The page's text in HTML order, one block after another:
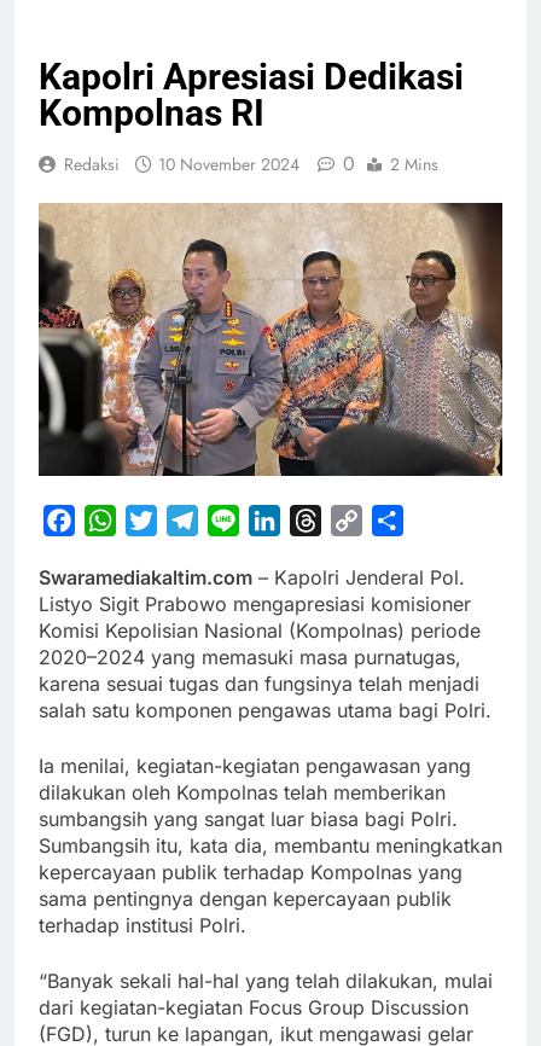
Kapolri Apresiasi Dedikasi
Kompolnas RI
Redaksi 10 November 2024 0 2 Mins
FacebookWhatsApp
TwitterTelegram
Line LinkedInThreads
Copy
Swaramediakaltim.com – Kapolri Jenderal Pol.
Listyo Sigit Prabowo mengapresiasi komisioner
Komisi Kepolisian Nasional (Kompolnas) periode
2020–2024 yang memasuki masa purnatugas,
karena sesuai tugas dan fungsinya telah menjadi
salah satu komponen pengawas utama bagi Polri.
Ia menilai, kegiatan-kegiatan pengawasan yang
dilakukan oleh Kompolnas telah memberikan
sumbangsih yang sangat luar biasa bagi Polri.
Sumbangsih itu, kata dia, membantu meningkatkan
kepercayaan publik terhadap Kompolnas yang
sama pentingnya dengan kepercayaan publik
terhadap institusi Polri.
“Banyak sekali hal-hal yang telah dilakukan, mulai
dari kegiatan-kegiatan Focus Group Discussion
(FGD), turun ke lapangan, ikut mengawasi gelar